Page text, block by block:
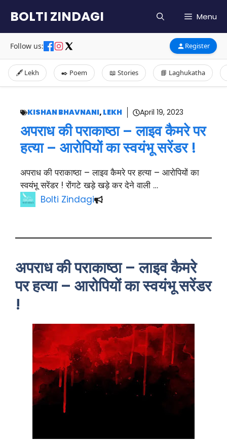
content
BOLTI ZINDAGI Menu
Follow us: Register
🖋️ Lekh ✒️ Poem 📖 Stories 📘 Laghukatha
KISHAN BHAVNANI, LEKH April 19, 2023
अपराध की पराकाष्ठा – लाइव कैमरे पर
हत्या – आरोपियों का स्वयंभू सरेंडर !
अपराध की पराकाष्ठा – लाइव कैमरे पर हत्या – आरोपियों का
स्वयंभू सरेंडर ! रोंगटे खड़े खड़े कर देने वाली …
Bolti Zindagi
अपराध की पराकाष्ठा – लाइव कैमरे
पर हत्या – आरोपियों का स्वयंभू सरेंडर
!